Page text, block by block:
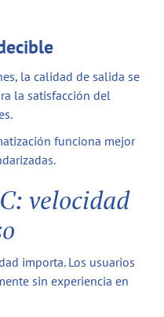
la calidad de salida se
la satisfacción del
funciona mejor
velocidad
importa. Los usuarios
sin experiencia en